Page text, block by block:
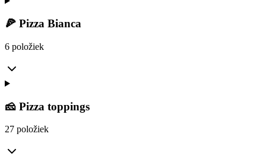
🍕 Pizza Bianca
6 položiek
🧀 Pizza toppings
27 položiek